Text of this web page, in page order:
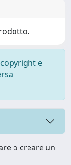
e
o creare un